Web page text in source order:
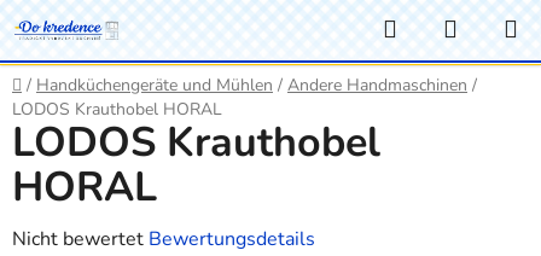
Zum
Inhalt
springen
Suchen
Startseite
/ Handküchengeräte und Mühlen / Andere Handmaschinen /
LODOS Krauthobel HORAL
LODOS Krauthobel
HORAL
Die
Nicht bewertet Bewertungsdetails